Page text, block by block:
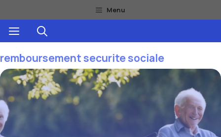
au
contenu
Menu
Menu
remboursement securite sociale